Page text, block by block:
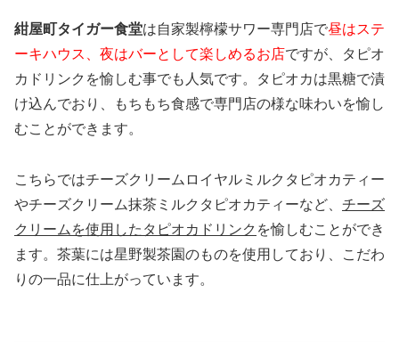
紺屋町タイガー食堂は自家製檸檬サワー専門店で昼はステ
ーキハウス、夜はバーとして楽しめるお店ですが、タピオ
カドリンクを愉しむ事でも人気です。タピオカは黒糖で漬
け込んでおり、もちもち食感で専門店の様な味わいを愉し
むことができます。
こちらではチーズクリームロイヤルミルクタピオカティー
やチーズクリーム抹茶ミルクタピオカティーなど、 チーズ
クリームを使用したタピオカドリンク を愉しむことができ
ます。茶葉には星野製茶園のものを使用しており、こだわ
りの一品に仕上がっています。